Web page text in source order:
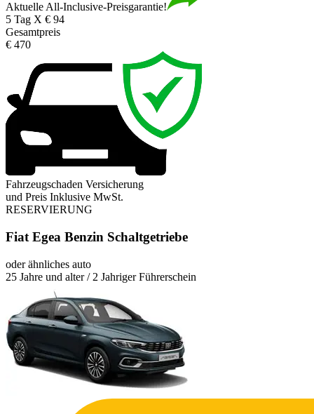
Aktuelle All-Inclusive-Preisgarantie!
5 Tag X € 94
Gesamtpreis
€ 470
Fahrzeugschaden Versicherung
und Preis Inklusive MwSt.
RESERVIERUNG
Fiat Egea Benzin Schaltgetriebe
oder ähnliches auto
25 Jahre und alter / 2 Jahriger Führerschein